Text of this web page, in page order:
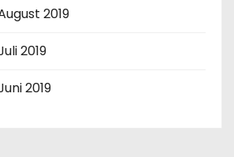
2019
2019
2019